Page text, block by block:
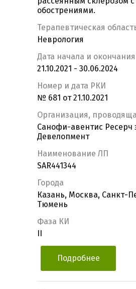
обострениями.
Терапевтическая
Неврология
Дата начала и
21.10.2021 - 30.06.2024
Номер и дата РКИ
№ 681 от 21.10.2021
Организация,
Санофи-авентис Ресерч
Девелопмент
Наименование ЛП
SAR441344
Города
Казань, Москва, Санкт-
Тюмень
Фаза КИ
Подробнее